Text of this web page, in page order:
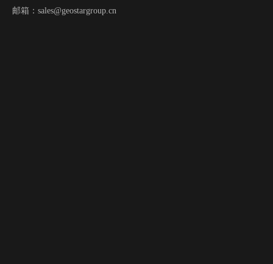
邮箱： sales@geostargroup.cn